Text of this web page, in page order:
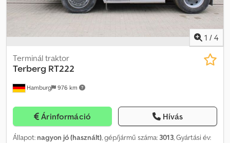
1 / 4
Hamburg 976 km
Terminál traktor
Terberg RT222
Árinformáció Hívás
Állapot: nagyon jó (használt), gép/jármű száma: 3013, Gyártási év: